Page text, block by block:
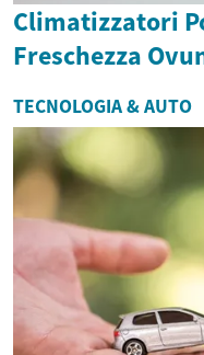
Climatizzatori
Freschezza
TECNOLOGIA & AUTO